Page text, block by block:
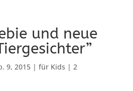
und neue
9, 2015| für Kids | 2